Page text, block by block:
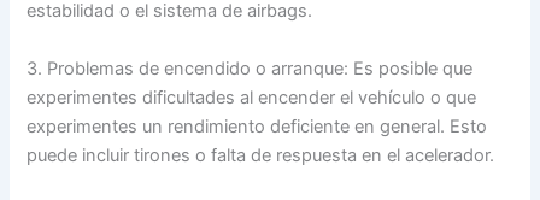
estabilidad o el sistema de airbags.
3. Problemas de encendido o arranque: Es posible que
experimentes dificultades al encender el vehículo o que
experimentes un rendimiento deficiente en general. Esto
puede incluir tirones o falta de respuesta en el acelerador.